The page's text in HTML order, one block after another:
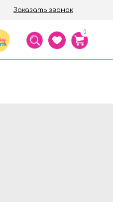
Заказать звонок
0